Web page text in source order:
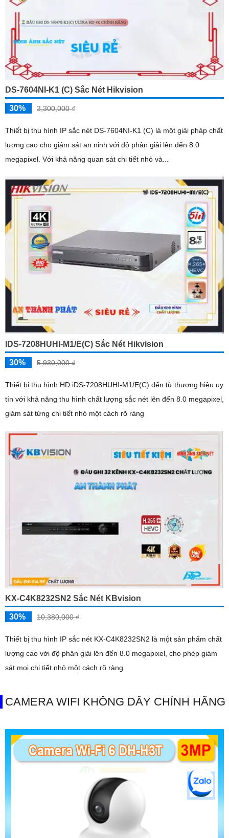
DS-7604NI-K1 (C) Sắc Nét Hikvision
30% 3,300,000 ₫
Thiết bị thu hình IP sắc nét DS-7604NI-K1 (C) là một giải pháp chất
lượng cao cho giám sát an ninh với độ phân giải lên đến 8.0
megapixel. Với khả năng quan sát chi tiết nhỏ và...
IDS-7208HUHI-M1/E(C) Sắc Nét Hikvision
30% 5,930,000 ₫
Thiết bị thu hình HD iDS-7208HUHI-M1/E(C) đến từ thương hiệu uy
tín với khả năng thu hình chất lượng sắc nét lên đến 8.0 megapixel,
giám sát từng chi tiết nhỏ một cách rõ ràng
KX-C4K8232SN2 Sắc Nét KBvision
30% 10,380,000 ₫
Thiết bị thu hình IP sắc nét KX-C4K8232SN2 là một sản phẩm chất
lượng cao với độ phân giải lên đến 8.0 megapixel, cho phép giám
sát mọi chi tiết nhỏ một cách rõ ràng
CAMERA WIFI KHÔNG DÂY CHÍNH HÃNG